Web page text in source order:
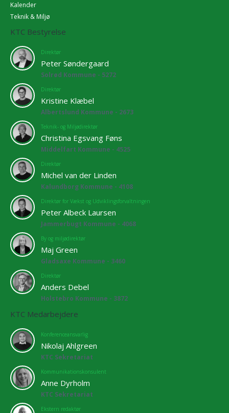
Kalender
Teknik & Miljø
KTC Bestyrelse
Direktør
Peter Søndergaard
Solrød Kommune - 5272
Direktør
Kristine Klæbel
Albertslund Kommune - 2673
Teknik- og Miljødirektør
Christina Egsvang Føns
Middelfart Kommune - 4525
Direktør
Michel van der Linden
Kalundborg Kommune - 4108
Direktør for Vækst og Udviklingsforvaltningen
Peter Albeck Laursen
Jammerbugt Kommune - 4068
By og miljødirektør
Maj Green
Gladsaxe Kommune - 3460
Direktør
Anders Debel
Holstebro Kommune - 3872
KTC Medarbejdere
Konferenceansvarlig
Nikolaj Ahlgreen
KTC Sekretariat
Kommunikationskonsulent
Anne Dyrholm
KTC Sekretariat
Ekstern redaktør